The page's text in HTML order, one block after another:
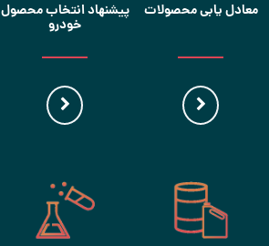
معادل یابی محصولات پیشنهاد انتخاب محصول
خودرو